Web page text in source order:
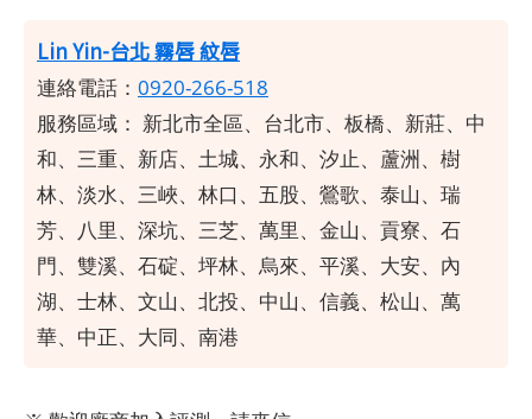
Lin Yin-台北 霧唇 紋唇
連絡電話： 0920-266-518
服務區域： 新北市全區、台北市、板橋、新莊、中
和、三重、新店、土城、永和、汐止、蘆洲、樹
林、淡水、三峽、林口、五股、鶯歌、泰山、瑞
芳、八里、深坑、三芝、萬里、金山、貢寮、石
門、雙溪、石碇、坪林、烏來、平溪、大安、內
湖、士林、文山、北投、中山、信義、松山、萬
華、中正、大同、南港